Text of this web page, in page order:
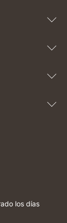
los días